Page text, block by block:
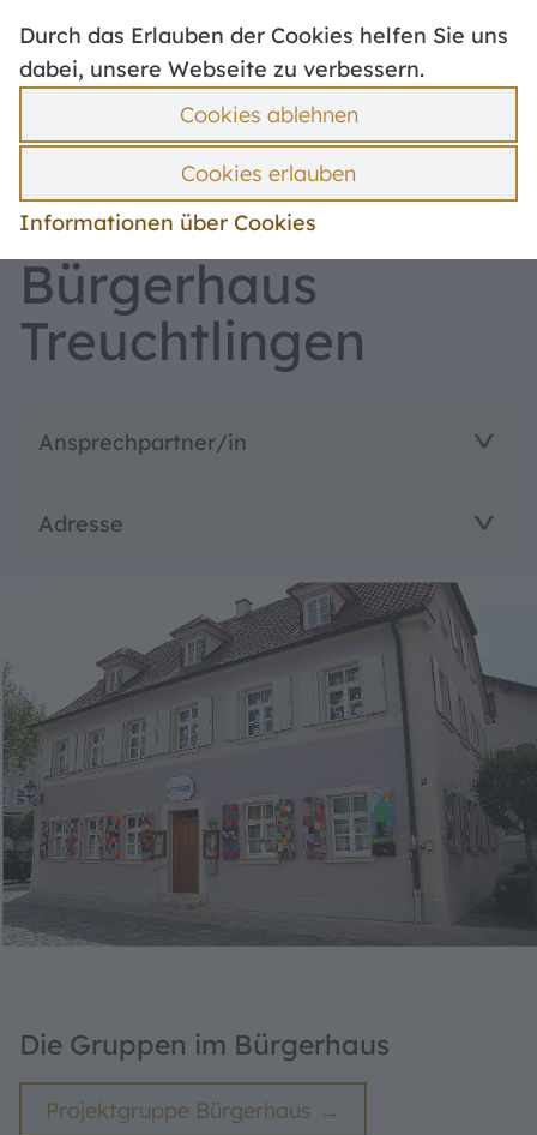
Durch das Erlauben der Cookies helfen Sie uns
dabei, unsere Webseite zu verbessern.
Cookies ablehnen
Informationen über Cookies
Cookies erlauben
Hilfe
Stellenangebote
Mängelmelder
Ummeldung
Bebauungspläne
Politik & Verwaltung
Leben in Treuchtlingen
Bürgerhaus
Treuchtlingen
Ansprechpartner/in
Adresse
Die Gruppen im Bürgerhaus
Projektgruppe Bürgerhaus